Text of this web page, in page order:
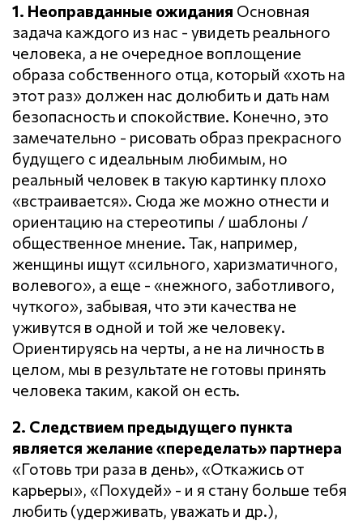
1. Неоправданные ожидания Основная
задача каждого из нас - увидеть реального
человека, а не очередное воплощение
образа собственного отца, который «хоть на
этот раз» должен нас долюбить и дать нам
безопасность и спокойствие. Конечно, это
замечательно - рисовать образ прекрасного
будущего с идеальным любимым, но
реальный человек в такую картинку плохо
«встраивается». Сюда же можно отнести и
ориентацию на стереотипы / шаблоны /
общественное мнение. Так, например,
женщины ищут «сильного, харизматичного,
волевого», а еще - «нежного, заботливого,
чуткого», забывая, что эти качества не
уживутся в одной и той же человеку.
Ориентируясь на черты, а не на личность в
целом, мы в результате не готовы принять
человека таким, какой он есть.
2. Следствием предыдущего пункта
является желание «переделать» партнера
«Готовь три раза в день», «Откажись от
карьеры», «Похудей» - и я стану больше тебя
любить (удерживать, уважать и др.),